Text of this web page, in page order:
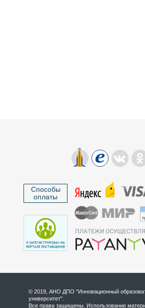
Способы
оплаты
© 2019, АНО ДПО "Инновационный
университет".
Все права защищены. Использование